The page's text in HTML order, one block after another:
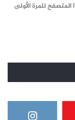
للمرة الأولى